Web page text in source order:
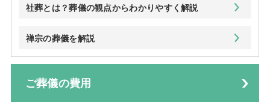
社葬とは？葬儀の観点からわかりやすく解説
禅宗の葬儀を解説
ご葬儀の費用